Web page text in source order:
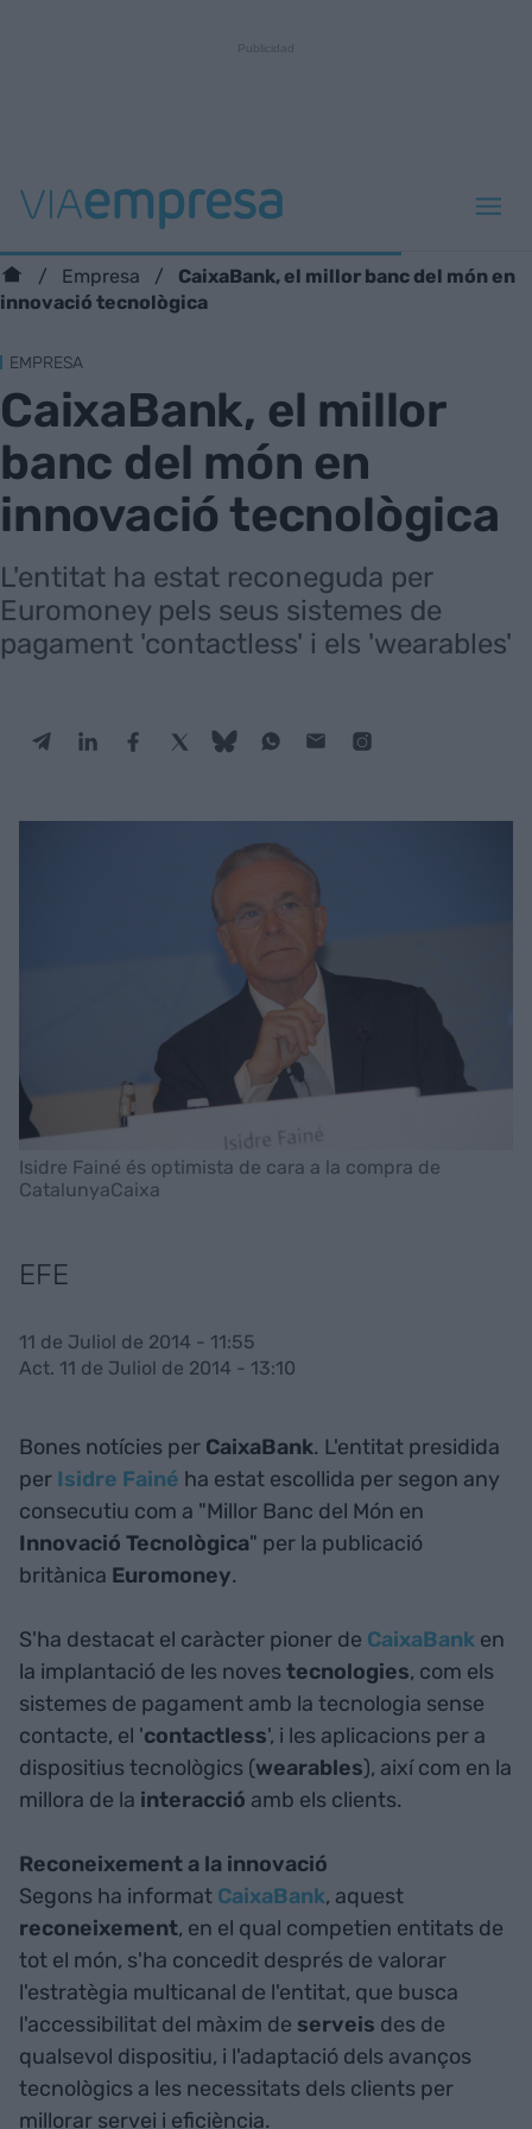
Empresa
CaixaBank, el millor banc del món en
innovació tecnològica
EMPRESA
CaixaBank, el millor
banc del món en
innovació tecnològica
L'entitat ha estat reconeguda per
Euromoney pels seus sistemes de
pagament 'contactless' i els 'wearables'
Isidre Fainé és optimista de cara a la compra de
CatalunyaCaixa
EFE
11 de Juliol de 2014 - 11:55
Act. 11 de Juliol de 2014 - 13:10
Bones notícies per CaixaBank. L'entitat presidida
per Isidre Fainé ha estat escollida per segon any
consecutiu com a "Millor Banc del Món en
Innovació Tecnològica" per la publicació
britànica Euromoney.
S'ha destacat el caràcter pioner de CaixaBank en
la implantació de les novestecnologies, com els
sistemes de pagament amb la tecnologia sense
contacte, el 'contactless', i les aplicacions per a
dispositius tecnològics (wearables), així com en la
millora de la interacció amb els clients.
Reconeixement a la innovació
Segons ha informat CaixaBank, aquest
reconeixement, en el qual competien entitats de
tot el món, s'ha concedit després de valorar
l'estratègia multicanal de l'entitat, que busca
l'accessibilitat del màxim de serveis des de
qualsevol dispositiu, i l'adaptació dels avanços
tecnològics a les necessitats dels clients per
millorar servei i eficiència.